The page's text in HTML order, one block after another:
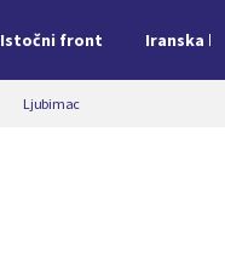
Istočni front Iranska
Ljubimac